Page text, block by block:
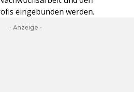
eingebunden werden.
- Anzeige -